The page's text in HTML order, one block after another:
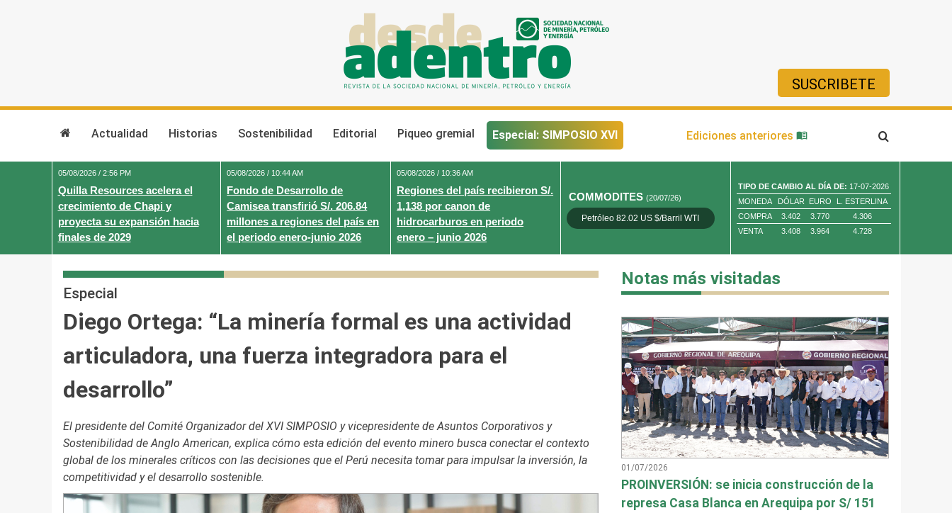
SUSCRIBETE
Actualidad Historias Sostenibilidad Editorial Piqueo gremial Especial: SIMPOSIO XVI Ediciones anteriores
05/08/2026 / 2:56 PM
Quilla Resources acelera el
crecimiento de Chapi y
proyecta su expansión hacia
finales de 2029
05/08/2026 / 10:44 AM
Fondo de Desarrollo de
Camisea transfirió S/. 206.84
millones a regiones del país en
el periodo enero-junio 2026
05/08/2026 / 10:36 AM
Regiones del país recibieron S/.
1,138 por canon de
hidrocarburos en periodo
enero – junio 2026
COMMODITES(20/07/26)
Petróleo 82.02 US $/Barril WTI Oro 4,010.80 US $/ Oz. Tr.
TIPO DE CAMBIO AL DÍA DE: 17-07-2026
MONEDA
DÓLAR EURO
L. ESTERLINA
COMPRA
3.402 3.770
4.306
VENTA
3.408 3.964 4.728
Especial
Diego Ortega: “La minería formal es una actividad
articuladora, una fuerza integradora para el
desarrollo”
El presidente del Comité Organizador del XVI SIMPOSIO y vicepresidente de Asuntos Corporativos y
Sostenibilidad de Anglo American, explica cómo esta edición del evento minero busca conectar el contexto
global de los minerales críticos con las decisiones que el Perú necesita tomar para impulsar la inversión, la
competitividad y el desarrollo sostenible.
Notas más visitadas
01/07/2026
PROINVERSIÓN: se inicia construcción de la
represa Casa Blanca en Arequipa por S/ 151